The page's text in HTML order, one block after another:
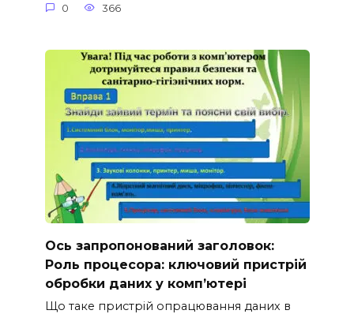
0 366
Ось запропонований заголовок:
Роль процесора: ключовий пристрій
обробки даних у комп’ютері
Що таке пристрій опрацювання даних в